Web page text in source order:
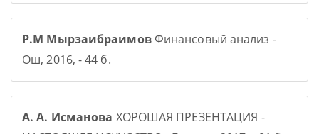
Р.М МырзаибраимовФинансовый анализ -
Ош, 2016, - 44 б.
А. А. Исманова ХОРОШАЯ ПРЕЗЕНТАЦИЯ -